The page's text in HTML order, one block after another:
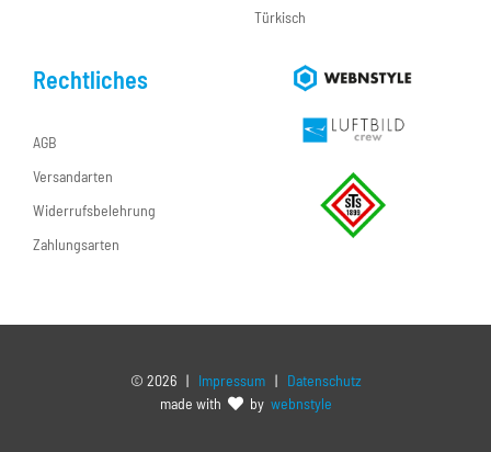
Türkisch
Rechtliches
AGB
Versandarten
Widerrufsbelehrung
Zahlungsarten
© 2026 | Impressum| Datenschutz
made with
by webnstyle